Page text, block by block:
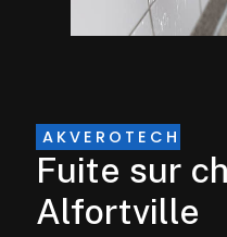
AKVEROTECH
fuite sur chaudière à
Alfortville